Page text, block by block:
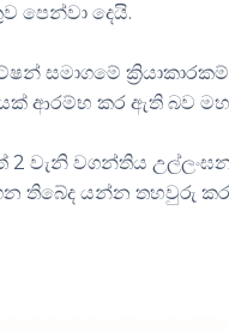
පෙන්වා දෙයි.
සමාගමේ
ආරම්භ කර ඇති බව මහ
2 වැනි වගන්තිය
තිබේද යන්න තහවුරු